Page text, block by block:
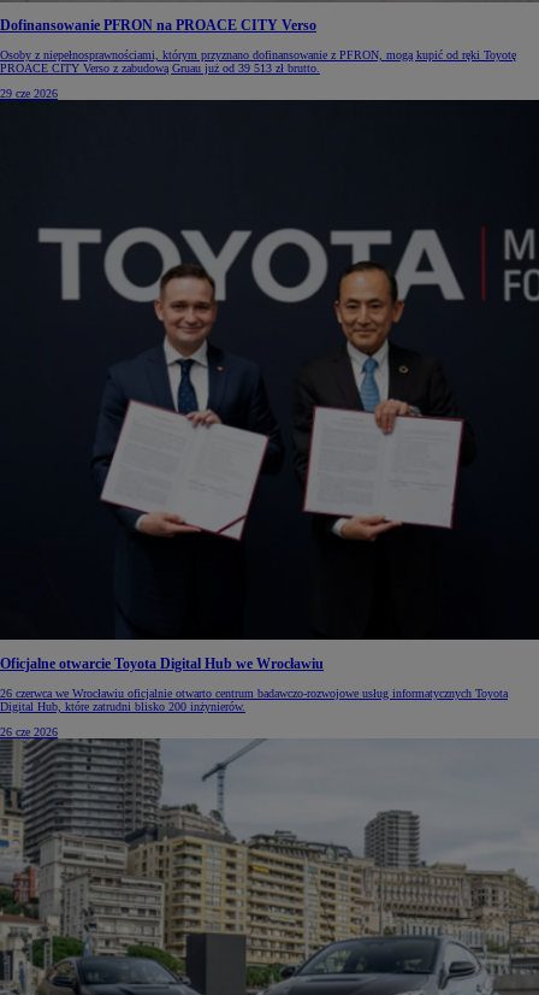
Dofinansowanie PFRON na PROACE CITY Verso
Osoby z niepełnosprawnościami, którym przyznano dofinansowanie z PFRON, mogą kupić od ręki Toyotę
PROACE CITY Verso z zabudową Gruau już od 39 513 zł brutto.
29 cze 2026
Oficjalne otwarcie Toyota Digital Hub we Wrocławiu
26 czerwca we Wrocławiu oficjalnie otwarto centrum badawczo-rozwojowe usług informatycznych Toyota
Digital Hub, które zatrudni blisko 200 inżynierów.
26 cze 2026